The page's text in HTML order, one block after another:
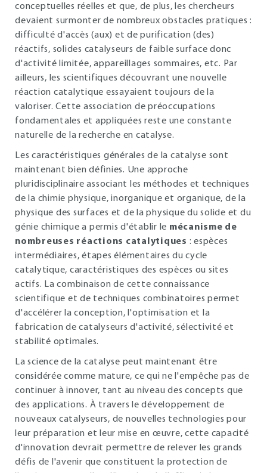
conceptuelles réelles et que, de plus, les chercheurs
devaient surmonter de nombreux obstacles pratiques :
difficulté d'accès (aux) et de purification (des)
réactifs, solides catalyseurs de faible surface donc
d'activité limitée, appareillages sommaires, etc. Par
ailleurs, les scientifiques découvrant une nouvelle
réaction catalytique essayaient toujours de la
valoriser. Cette association de préoccupations
fondamentales et appliquées reste une constante
naturelle de la recherche en catalyse.
Les caractéristiques générales de la catalyse sont
maintenant bien définies. Une approche
pluridisciplinaire associant les méthodes et techniques
de la chimie physique, inorganique et organique, de la
physique des surfaces et de la physique du solide et du
génie chimique a permis d'établir le mécanisme de
nombreuses réactions catalytiques : espèces
intermédiaires, étapes élémentaires du cycle
catalytique, caractéristiques des espèces ou sites
actifs. La combinaison de cette connaissance
scientifique et de techniques combinatoires permet
d'accélérer la conception, l'optimisation et la
fabrication de catalyseurs d'activité, sélectivité et
stabilité optimales.
La science de la catalyse peut maintenant être
considérée comme mature, ce qui ne l'empêche pas de
continuer à innover, tant au niveau des concepts que
des applications. À travers le développement de
nouveaux catalyseurs, de nouvelles technologies pour
leur préparation et leur mise en œuvre, cette capacité
d'innovation devrait permettre de relever les grands
défis de l'avenir que constituent la protection de